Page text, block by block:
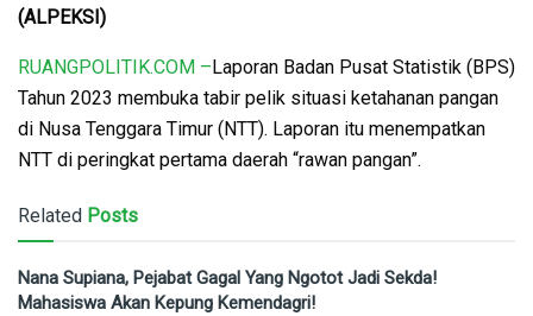
(ALPEKSI)
RUANGPOLITIK.COM – Laporan Badan Pusat Statistik (BPS)
Tahun 2023 membuka tabir pelik situasi ketahanan pangan
di Nusa Tenggara Timur (NTT). Laporan itu menempatkan
NTT di peringkat pertama daerah “rawan pangan”.
Related Posts
Nana Supiana, Pejabat Gagal Yang Ngotot Jadi Sekda!
Mahasiswa Akan Kepung Kemendagri!